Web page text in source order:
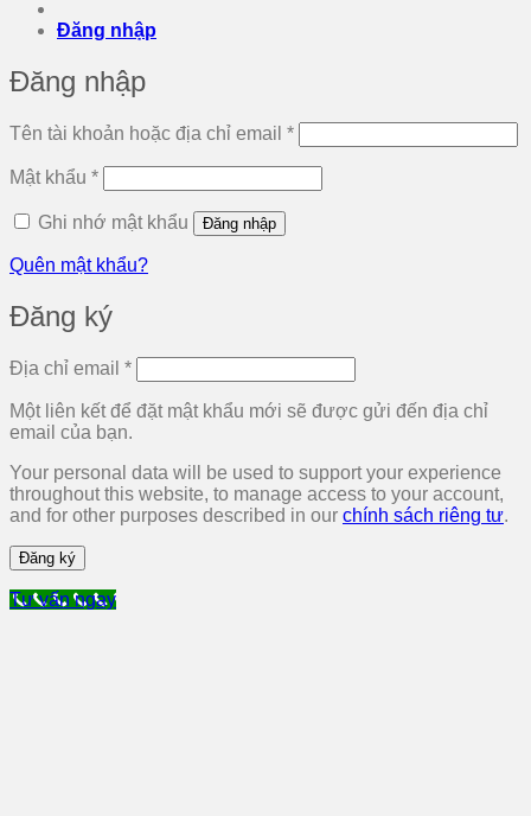
Đăng nhập
Đăng nhập
Tên tài khoản hoặc địa chỉ email *Bắt
buộc
Mật khẩu *Bắt
buộc
Ghi nhớ mật khẩu
Đăng nhập
Quên mật khẩu?
Đăng ký
Địa chỉ email *Bắt
buộc
Một liên kết để đặt mật khẩu mới sẽ được gửi đến địa chỉ
email của bạn.
Your personal data will be used to support your experience
throughout this website, to manage access to your account,
and for other purposes described in our chính sách riêng tư.
Đăng ký
Tư vấn ngay